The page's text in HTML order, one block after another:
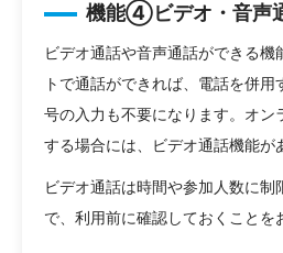
機能④ビデオ・音声
ビデオ通話や音声通話ができる機
トで通話ができれば、電話を併
号の入力も不要になります。オン
する場合には、ビデオ通話機能が
ビデオ通話は時間や参加人数に
で、利用前に確認しておくことを